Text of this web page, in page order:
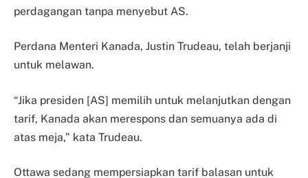
perdagangan tanpa menyebut AS.
Perdana Menteri Kanada, Justin Trudeau, telah berjanji
untuk melawan.
“Jika presiden [AS] memilih untuk melanjutkan dengan
tarif, Kanada akan merespons dan semuanya ada di
atas meja,” kata Trudeau.
Ottawa sedang mempersiapkan tarif balasan untuk